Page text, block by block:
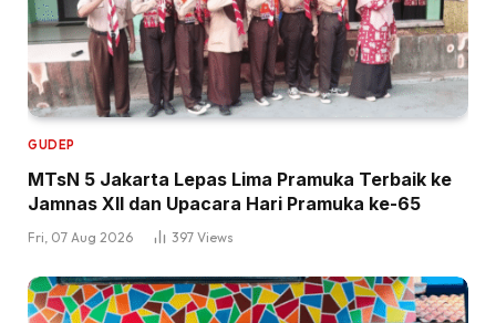
GUDEP
MTsN 5 Jakarta Lepas Lima Pramuka Terbaik ke
Jamnas XII dan Upacara Hari Pramuka ke-65
Fri, 07 Aug 2026 397 Views